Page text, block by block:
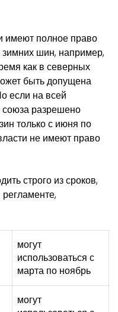
имеют полное право
зимних шин, например,
как в северных
быть допущена
если на всей
разрешено
только с июня по
не имеют право
строго из сроков,
могут
использоваться с
марта по ноябрь
могут